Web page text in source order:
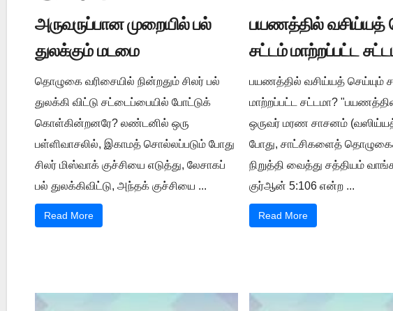
அருவருப்பான முறையில் பல்
துலக்கும் மடமை
தொழுகை வரிசையில் நின்றதும் சிலர் பல்
துலக்கி விட்டு சட்டைப்பையில் போட்டுக்
கொள்கின்றனரே? லண்டனில் ஒரு
பள்ளிவாசலில், இகாமத் சொல்லப்படும் போது
சிலர் மிஸ்வாக் குச்சியை எடுத்து, லேசாகப்
பல் துலக்கிவிட்டு, அந்தக் குச்சியை ...
Read More
பயணத்தில் வசிய்யத்
சட்டம் மாற்றப்பட்ட
பயணத்தில் வசிய்யத் செய்யும்
மாற்றப்பட்ட சட்டமா?
ஒருவர் மரண சாசனம்
போது, சாட்சிகளைத்
நிறுத்தி வைத்து சத்தியம்
குர்ஆன் 5:106 என்ற ...
Read More